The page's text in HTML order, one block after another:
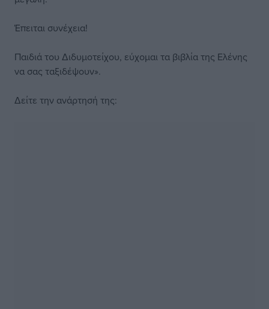
Έπειται συνέχεια!
Παιδιά του Διδυμοτείχου, εύχομαι τα βιβλία της Ελένης
να σας ταξιδέψουν».
Δείτε την ανάρτησή της: